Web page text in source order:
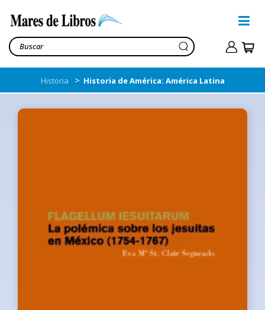
Historia > Historia de América: América Latina